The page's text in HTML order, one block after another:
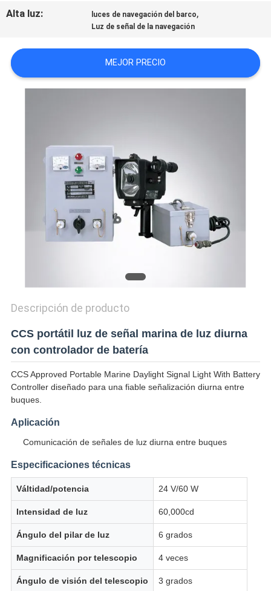
MAPA
SITIO
PRIVACY
Alta luz: luces de navegación del barco,
Luz de señal de la navegación
MEJOR PRECIO
Descripción de producto
CCS portátil luz de señal marina de luz diurna
con controlador de batería
CCS Approved Portable Marine Daylight Signal Light With Battery
Controller diseñado para una fiable señalización diurna entre
buques.
Aplicación
Comunicación de señales de luz diurna entre buques
Especificaciones técnicas
Válti­dad/potencia 24 V/60 W
Intensidad de luz 60,000cd
Ángulo del pilar de luz 6 grados
Magnificación por telescopio 4 veces
Ángulo de visión del telescopio 3 grados